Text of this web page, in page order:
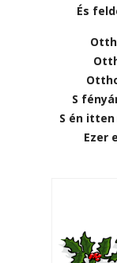
És
S
S én
Ezer